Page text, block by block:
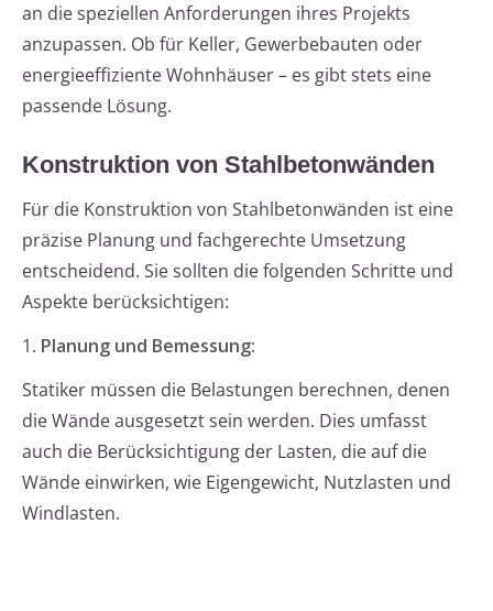
an die speziellen Anforderungen ihres Projekts
anzupassen. Ob für Keller, Gewerbebauten oder
energieeffiziente Wohnhäuser – es gibt stets eine
passende Lösung.
Konstruktion von Stahlbetonwänden
Für die Konstruktion von Stahlbetonwänden ist eine
präzise Planung und fachgerechte Umsetzung
entscheidend. Sie sollten die folgenden Schritte und
Aspekte berücksichtigen:
1. Planung und Bemessung:
Statiker müssen die Belastungen berechnen, denen
die Wände ausgesetzt sein werden. Dies umfasst
auch die Berücksichtigung der Lasten, die auf die
Wände einwirken, wie Eigengewicht, Nutzlasten und
Windlasten.